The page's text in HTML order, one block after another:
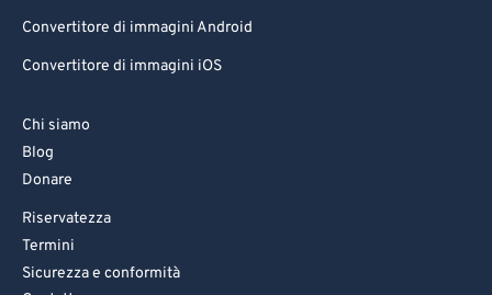
Convertitore di immagini Android
Convertitore di immagini iOS
Chi siamo
Blog
Donare
Riservatezza
Termini
Sicurezza e conformità